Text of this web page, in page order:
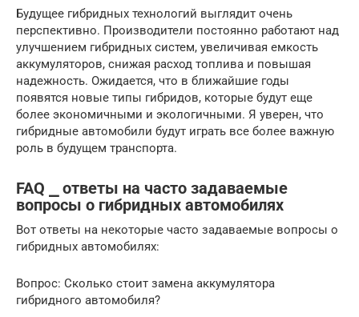
Будущее гибридных технологий выглядит очень
перспективно. Производители постоянно работают над
улучшением гибридных систем, увеличивая емкость
аккумуляторов, снижая расход топлива и повышая
надежность. Ожидается, что в ближайшие годы
появятся новые типы гибридов, которые будут еще
более экономичными и экологичными. Я уверен, что
гибридные автомобили будут играть все более важную
роль в будущем транспорта.
FAQ ⎯ ответы на часто задаваемые
вопросы о гибридных автомобилях
Вот ответы на некоторые часто задаваемые вопросы о
гибридных автомобилях:
Вопрос: Сколько стоит замена аккумулятора
гибридного автомобиля?